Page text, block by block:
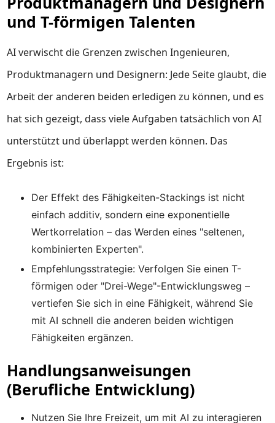
und T-förmigen Talenten
AI verwischt die Grenzen zwischen Ingenieuren,
Produktmanagern und Designern: Jede Seite glaubt, die
Arbeit der anderen beiden erledigen zu können, und es
hat sich gezeigt, dass viele Aufgaben tatsächlich von AI
unterstützt und überlappt werden können. Das
Ergebnis ist:
Der Effekt des Fähigkeiten-Stackings ist nicht
einfach additiv, sondern eine exponentielle
Wertkorrelation – das Werden eines "seltenen,
kombinierten Experten".
Empfehlungsstrategie: Verfolgen Sie einen T-
förmigen oder "Drei-Wege"-Entwicklungsweg –
vertiefen Sie sich in eine Fähigkeit, während Sie
mit AI schnell die anderen beiden wichtigen
Fähigkeiten ergänzen.
Handlungsanweisungen
(Berufliche Entwicklung)
Nutzen Sie Ihre Freizeit, um mit AI zu interagieren